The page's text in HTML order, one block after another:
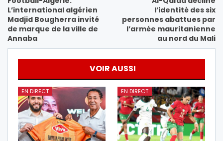
L’international algérien
Madjid Bougherra invité
de marque de la ville de
Annaba
l’identité des six
personnes abattues par
l’armée mauritanienne
au nord du Mali
VOIR AUSSI
EN DIRECT EN DIRECT